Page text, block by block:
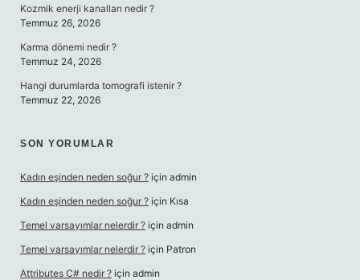
Kozmik enerji kanalları nedir ?
Temmuz 26, 2026
Karma dönemi nedir ?
Temmuz 24, 2026
Hangi durumlarda tomografi istenir ?
Temmuz 22, 2026
SON YORUMLAR
Kadın eşinden neden soğur ? için admin
Kadın eşinden neden soğur ? için Kısa
Temel varsayımlar nelerdir ? için admin
Temel varsayımlar nelerdir ? için Patron
Attributes C# nedir ? için admin